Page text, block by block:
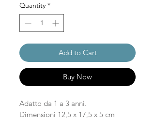
Quantity *
Add to Cart
Buy Now
Adatto da 1 a 3 anni.
Dimensioni 12,5 x 17,5 x 5 cm